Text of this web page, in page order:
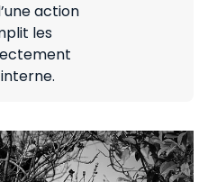
action
les